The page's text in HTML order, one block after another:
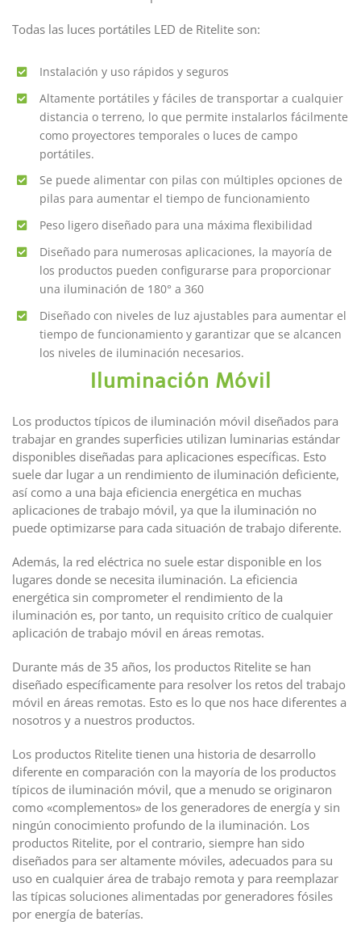
Todas las luces portátiles LED de Ritelite son:
Instalación y uso rápidos y seguros
Altamente portátiles y fáciles de transportar a cualquier
distancia o terreno, lo que permite instalarlos fácilmente
como proyectores temporales o luces de campo
portátiles.
Se puede alimentar con pilas con múltiples opciones de
pilas para aumentar el tiempo de funcionamiento
Peso ligero diseñado para una máxima flexibilidad
Diseñado para numerosas aplicaciones, la mayoría de
los productos pueden configurarse para proporcionar
una iluminación de 180° a 360
Diseñado con niveles de luz ajustables para aumentar el
tiempo de funcionamiento y garantizar que se alcancen
los niveles de iluminación necesarios.
Iluminación Móvil
Los productos típicos de iluminación móvil diseñados para
trabajar en grandes superficies utilizan luminarias estándar
disponibles diseñadas para aplicaciones específicas. Esto
suele dar lugar a un rendimiento de iluminación deficiente,
así como a una baja eficiencia energética en muchas
aplicaciones de trabajo móvil, ya que la iluminación no
puede optimizarse para cada situación de trabajo diferente.
Además, la red eléctrica no suele estar disponible en los
lugares donde se necesita iluminación. La eficiencia
energética sin comprometer el rendimiento de la
iluminación es, por tanto, un requisito crítico de cualquier
aplicación de trabajo móvil en áreas remotas.
Durante más de 35 años, los productos Ritelite se han
diseñado específicamente para resolver los retos del trabajo
móvil en áreas remotas. Esto es lo que nos hace diferentes a
nosotros y a nuestros productos.
Los productos Ritelite tienen una historia de desarrollo
diferente en comparación con la mayoría de los productos
típicos de iluminación móvil, que a menudo se originaron
como «complementos» de los generadores de energía y sin
ningún conocimiento profundo de la iluminación. Los
productos Ritelite, por el contrario, siempre han sido
diseñados para ser altamente móviles, adecuados para su
uso en cualquier área de trabajo remota y para reemplazar
las típicas soluciones alimentadas por generadores fósiles
por energía de baterías.